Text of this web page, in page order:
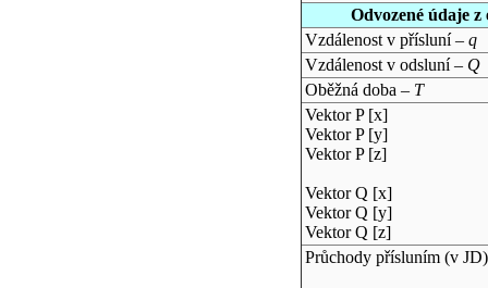
Odvozené údaje
Vzdálenost v přísluní – q
Vzdálenost v odsluní – Q
Oběžná doba – T
Vektor P [x]
Vektor P [y]
Vektor P [z]
Vektor Q [x]
Vektor Q [y]
Vektor Q [z]
Průchody přísluním (v JD)